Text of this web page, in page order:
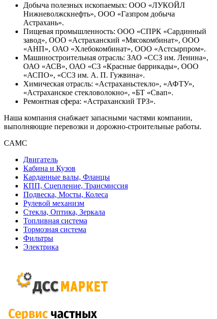
Добыча полезных ископаемых: ООО «ЛУКОЙЛ
Нижневолжскнефть», ООО «Газпром добыча
Астрахань».
Пищевая промышленность: ООО «СПРК «Сардинный
завод», ООО «Астраханский «Мясокомбинат», ООО
«АНП», ОАО «Хлебокомбинат», ООО «Астсырпром».
Машиностроительная отрасль: ЗАО «ССЗ им. Ленина»,
ОАО «АСВ», ОАО «СЗ «Красные баррикады», ООО
«АСПО», «ССЗ им. А. П. Гужвина».
Химическая отрасль: «Астраханьстекло», «АФТУ»,
«Астраханское стекловолокно», «БТ «Свап».
Ремонтная сфера: «Астраханский ТРЗ».
Наша компания снабжает запасными частями компании,
выполняющие перевозки и дорожно-строительные работы.
CAMC
Двигатель
Кабина и Кузов
Карданные валы, Фланцы
КПП, Сцепление, Трансмиссия
Подвеска, Мосты, Колеса
Рулевой механизм
Стекла, Оптика, Зеркала
Топливная система
Тормозная система
Фильтры
Электрика